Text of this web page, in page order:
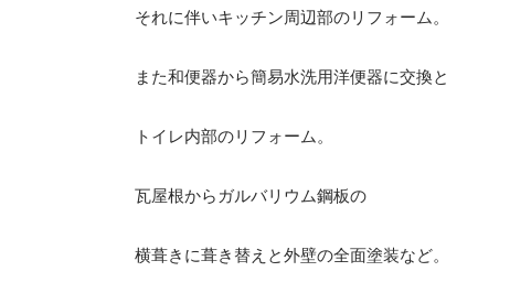
それに伴いキッチン周辺部のリフォーム。
また和便器から簡易水洗用洋便器に交換と
トイレ内部のリフォーム。
瓦屋根からガルバリウム鋼板の
横葺きに葺き替えと外壁の全面塗装など。